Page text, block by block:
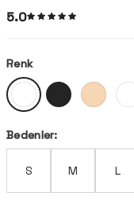
5.0
Renk
Bedenler:
S M L